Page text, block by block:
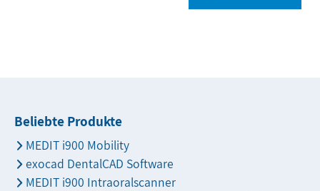
Beliebte Produkte
MEDIT i900 Mobility
exocad DentalCAD Software
MEDIT i900 Intraoralscanner